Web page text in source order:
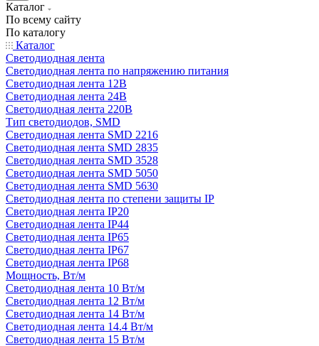
Каталог
По всему сайту
По каталогу
Каталог
Светодиодная лента
Светодиодная лента по напряжению питания
Светодиодная лента 12В
Светодиодная лента 24В
Светодиодная лента 220В
Тип светодиодов, SMD
Cветодиодная лента SMD 2216
Светодиодная лента SMD 2835
Светодиодная лента SMD 3528
Светодиодная лента SMD 5050
Светодиодная лента SMD 5630
Светодиодная лента по степени защиты IP
Светодиодная лента IP20
Светодиодная лента IP44
Светодиодная лента IP65
Светодиодная лента IP67
Светодиодная лента IP68
Мощность, Вт/м
Светодиодная лента 10 Вт/м
Светодиодная лента 12 Вт/м
Светодиодная лента 14 Вт/м
Светодиодная лента 14.4 Вт/м
Светодиодная лента 15 Вт/м